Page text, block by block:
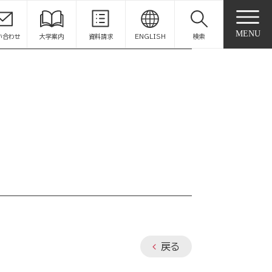
合わせ 大学案内 資料請求 ENGLISH 検索 MENU
戻る